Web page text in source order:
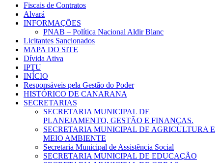
Fiscais de Contratos
Alvará
INFORMAÇÕES
PNAB – Política Nacional Aldir Blanc
Licitantes Sancionados
MAPA DO SITE
Dívida Ativa
IPTU
INÍCIO
Responsáveis pela Gestão do Poder
HISTÓRICO DE CANARANA
SECRETARIAS
SECRETARIA MUNICIPAL DE
PLANEJAMENTO, GESTÃO E FINANÇAS.
SECRETARIA MUNICIPAL DE AGRICULTURA E
MEIO AMBIENTE
Secretaria Municipal de Assistência Social
SECRETARIA MUNICIPAL DE EDUCAÇÃO